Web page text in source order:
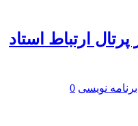
ارتباط استاد
نویسی 0